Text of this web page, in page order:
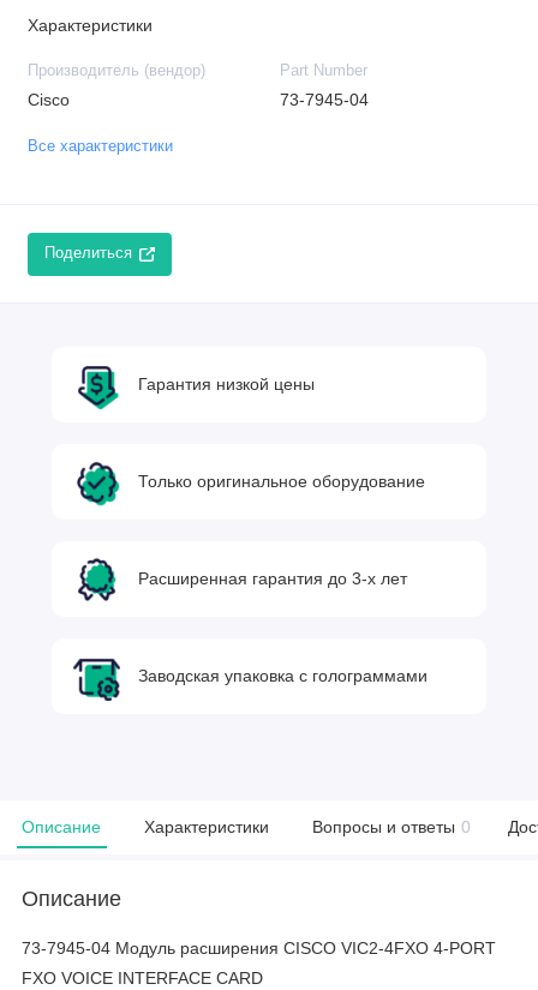
Характеристики
Производитель (вендор)
Cisco
Part Number
73-7945-04
Все характеристики
Поделиться
Гарантия низкой цены
Только оригинальное оборудование
Расширенная гарантия до 3-х лет
Заводская упаковка с голограммами
Описание Характеристики Вопросы и ответы 0
Описание
73-7945-04 Модуль расширения CISCO VIC2-4FXO 4-PORT
FXO VOICE INTERFACE CARD